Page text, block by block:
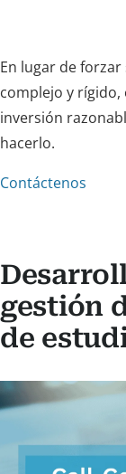
En lugar de forzar
complejo y
inversión
hacerlo.
Contáctenos
gestión
de